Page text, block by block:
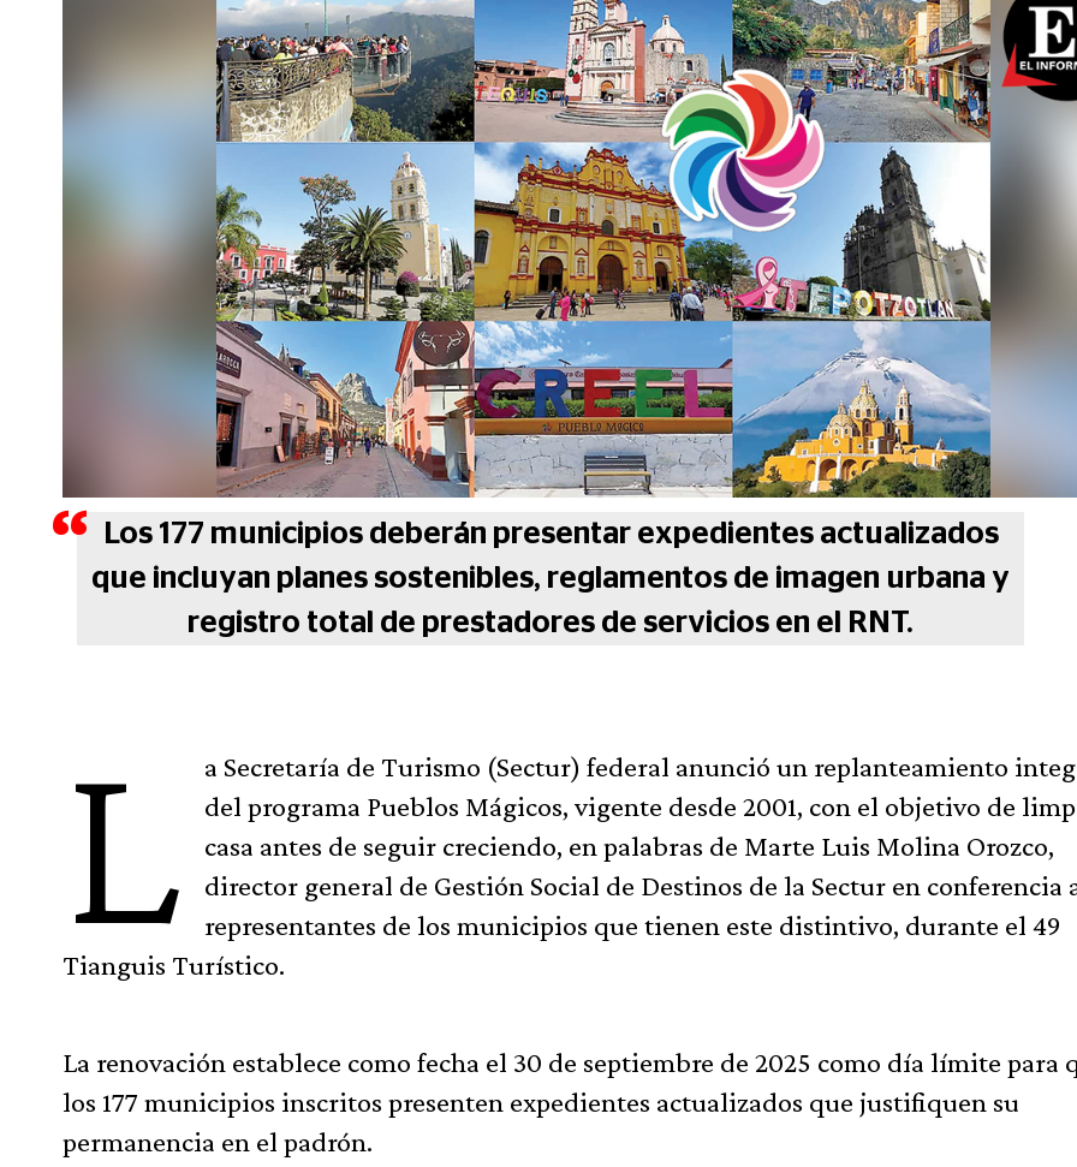
Los 177 municipios deberán presentar expedientes actualizados
que incluyan planes sostenibles, reglamentos de imagen urbana y
registro total de prestadores de servicios en el RNT.
L
a Secretaría de Turismo (Sectur) federal anunció un replanteamiento
del programa Pueblos Mágicos, vigente desde 2001, con el objetivo de
casa antes de seguir creciendo, en palabras de Marte Luis Molina Orozco,
director general de Gestión Social de Destinos de la Sectur en conferencia
representantes de los municipios que tienen este distintivo, durante el 49
Tianguis Turístico.
La renovación establece como fecha el 30 de septiembre de 2025 como día límite para
los 177 municipios inscritos presenten expedientes actualizados que justifiquen su
permanencia en el padrón.